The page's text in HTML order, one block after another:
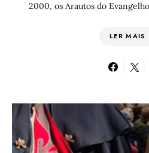
2000, os Arautos do
LER MAIS